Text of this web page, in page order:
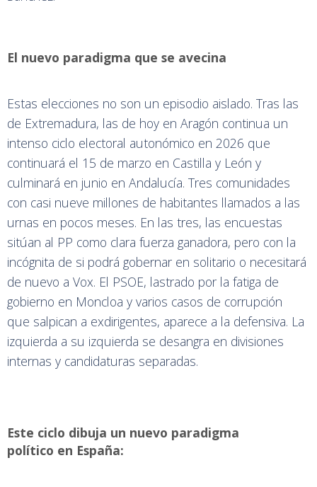
El nuevo paradigma que se avecina
Estas elecciones no son un episodio aislado. Tras las
de Extremadura, las de hoy en Aragón continua un
intenso ciclo electoral autonómico en 2026 que
continuará el 15 de marzo en Castilla y León y
culminará en junio en Andalucía. Tres comunidades
con casi nueve millones de habitantes llamados a las
urnas en pocos meses. En las tres, las encuestas
sitúan al PP como clara fuerza ganadora, pero con la
incógnita de si podrá gobernar en solitario o necesitará
de nuevo a Vox. El PSOE, lastrado por la fatiga de
gobierno en Moncloa y varios casos de corrupción
que salpican a exdirigentes, aparece a la defensiva. La
izquierda a su izquierda se desangra en divisiones
internas y candidaturas separadas.
Este ciclo dibuja un nuevo paradigma
político en España: